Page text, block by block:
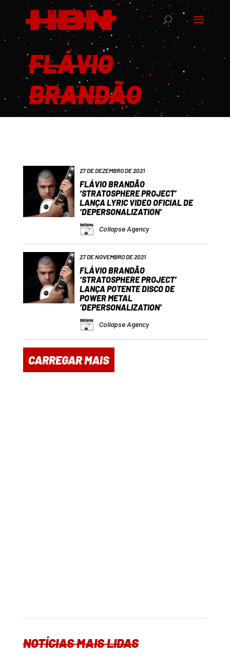
FLÁVIO
BRANDÃO
27 DE DEZEMBRO DE 2021
FLÁVIO BRANDÃO
‘STRATOSPHERE PROJECT’
LANÇA LYRIC VIDEO OFICIAL DE
‘DEPERSONALIZATION’
Collapse Agency
27 DE NOVEMBRO DE 2021
FLÁVIO BRANDÃO
‘STRATOSPHERE PROJECT’
LANÇA POTENTE DISCO DE
POWER METAL
‘DEPERSONALIZATION’
Collapse Agency
CARREGAR MAIS
NOTÍCIAS MAIS LIDAS